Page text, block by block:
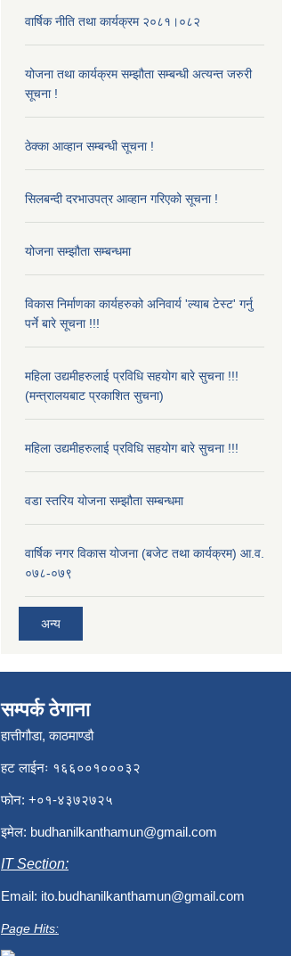
वार्षिक नीति तथा कार्यक्रम २०८१।०८२
योजना तथा कार्यक्रम सम्झौता सम्बन्धी अत्यन्त जरुरी
सूचना !
ठेक्का आव्हान सम्बन्धी सूचना !
सिलबन्दी दरभाउपत्र आव्हान गरिएको सूचना !
योजना सम्झौता सम्बन्धमा
विकास निर्माणका कार्यहरुको अनिवार्य 'ल्याब टेस्ट' गर्नु
पर्ने बारे सूचना !!!
महिला उद्यमीहरुलाई प्रविधि सहयोग बारे सुचना !!!
(मन्त्रालयबाट प्रकाशित सुचना)
महिला उद्यमीहरुलाई प्रविधि सहयोग बारे सुचना !!!
वडा स्तरिय योजना सम्झौता सम्बन्धमा
वार्षिक नगर विकास योजना (बजेट तथा कार्यक्रम) आ.व.
०७८-०७९
अन्य
सम्पर्क ठेगाना
हात्तीगौडा, काठमाण्डौ
हट लाईनः १६६००१०००३२
फोन: +०१-४३७२७२५
इमेल: budhanilkanthamun@gmail.com
IT Section:
Email: ito.budhanilkanthamun@gmail.com
Page Hits: